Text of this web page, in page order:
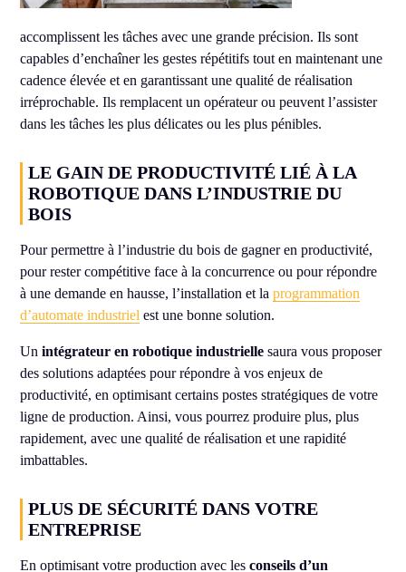
accomplissent les tâches avec une grande précision. Ils sont
capables d’enchaîner les gestes répétitifs tout en maintenant une
cadence élevée et en garantissant une qualité de réalisation
irréprochable. Ils remplacent un opérateur ou peuvent l’assister
dans les tâches les plus délicates ou les plus pénibles.
LE GAIN DE PRODUCTIVITÉ LIÉ À LA
ROBOTIQUE DANS L’INDUSTRIE DU
BOIS
Pour permettre à l’industrie du bois de gagner en productivité,
pour rester compétitive face à la concurrence ou pour répondre
à une demande en hausse, l’installation et laprogrammation
d’automate industriel est une bonne solution.
Unintégrateur en robotique industrielle saura vous proposer
des solutions adaptées pour répondre à vos enjeux de
productivité, en optimisant certains postes stratégiques de votre
ligne de production. Ainsi, vous pourrez produire plus, plus
rapidement, avec une qualité de réalisation et une rapidité
imbattables.
PLUS DE SÉCURITÉ DANS VOTRE
ENTREPRISE
En optimisant votre production avec lesconseils d’un